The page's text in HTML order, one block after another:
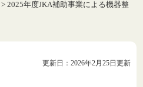
> 2025年度JKA補助事業による機器整
更新日：2026年2月25日更新